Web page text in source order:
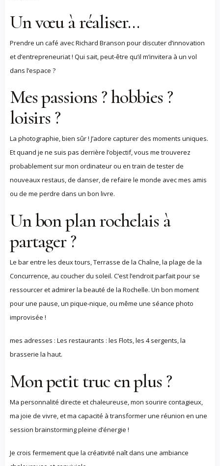
Un vœu à réaliser…
Prendre un café avec Richard Branson pour discuter d’innovation
et d’entrepreneuriat ! Qui sait, peut-être qu’il m’invitera à un vol
dans l’espace ?
Mes passions ? hobbies ?
loisirs ?
La photographie, bien sûr ! J’adore capturer des moments uniques.
Et quand je ne suis pas derrière l’objectif, vous me trouverez
probablement sur mon ordinateur ou en train de tester de
nouveaux restaus, de danser, de refaire le monde avec mes amis
ou de me perdre dans un bon livre.
Un bon plan rochelais à
partager ?
Le bar entre les deux tours, Terrasse de la Chaîne, la plage de la
Concurrence, au coucher du soleil. C’est l’endroit parfait pour se
ressourcer et admirer la beauté de la Rochelle. Un bon moment
pour une pause, un pique-nique, ou même une séance photo
improvisée !
mes adresses : Les restaurants : les Flots, les 4 sergents, la
brasserie la haut.
Mon petit truc en plus ?
Ma personnalité directe et chaleureuse, mon sourire contagieux,
ma joie de vivre, et ma capacité à transformer une réunion en une
session brainstorming pleine d’énergie !
Je crois fermement que la créativité naît dans une ambiance